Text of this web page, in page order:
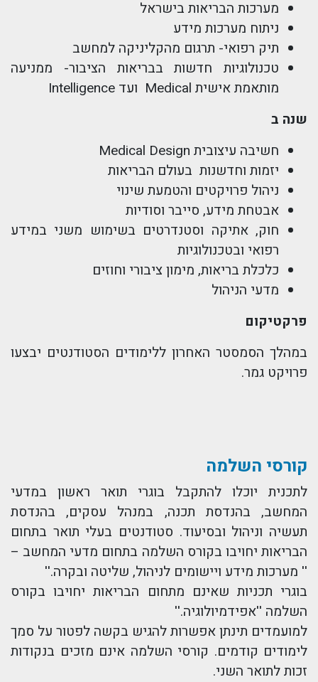
מערכות הבריאות בישראל
ניתוח מערכות מידע
תיק רפואי- תרגום מהקליניקה למחשב
טכנולוגיות חדשות בבריאות הציבור- ממניעה
מותאמת אישית Medical
ועד Intelligence
שנה ב
חשיבה עיצובית Medical Design
יזמות וחדשנות בעולם הבריאות
ניהול פרויקטים והטמעת שינוי
אבטחת מידע, סייבר וסודיות
חוק, אתיקה וסטנדרטים בשימוש משני במידע
רפואי ובטכנולוגיות
כלכלת בריאות, מימון ציבורי וחוזים
מדעי הניהול
פרקטיקום
במהלך הסמסטר האחרון ללימודים הסטודנטים יבצעו
פרויקט גמר.
קורסי השלמה
לתכנית יוכלו להתקבל בוגרי תואר ראשון במדעי
המחשב, בהנדסת תכנה, במנהל עסקים, בהנדסת
תעשיה וניהול ובסיעוד. סטודנטים בעלי תואר בתחום
הבריאות יחויבו בקורס השלמה בתחום מדעי המחשב –
'' מערכות מידע ויישומים לניהול, שליטה ובקרה.''
בוגרי תכניות שאינם מתחום הבריאות יחויבו בקורס
השלמה ''אפידמיולוגיה.''
למועמדים תינתן אפשרות להגיש בקשה לפטור על סמך
לימודים קודמים. קורסי השלמה אינם מזכים בנקודות
זכות לתואר השני.